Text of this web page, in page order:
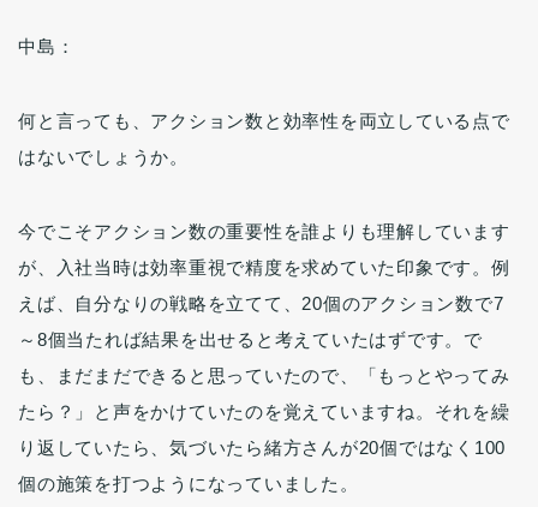
中島：
何と言っても、アクション数と効率性を両立している点で
はないでしょうか。
今でこそアクション数の重要性を誰よりも理解しています
が、入社当時は効率重視で精度を求めていた印象です。例
えば、自分なりの戦略を立てて、20個のアクション数で7
～8個当たれば結果を出せると考えていたはずです。で
も、まだまだできると思っていたので、「もっとやってみ
たら？」と声をかけていたのを覚えていますね。それを繰
り返していたら、気づいたら緒方さんが20個ではなく100
個の施策を打つようになっていました。